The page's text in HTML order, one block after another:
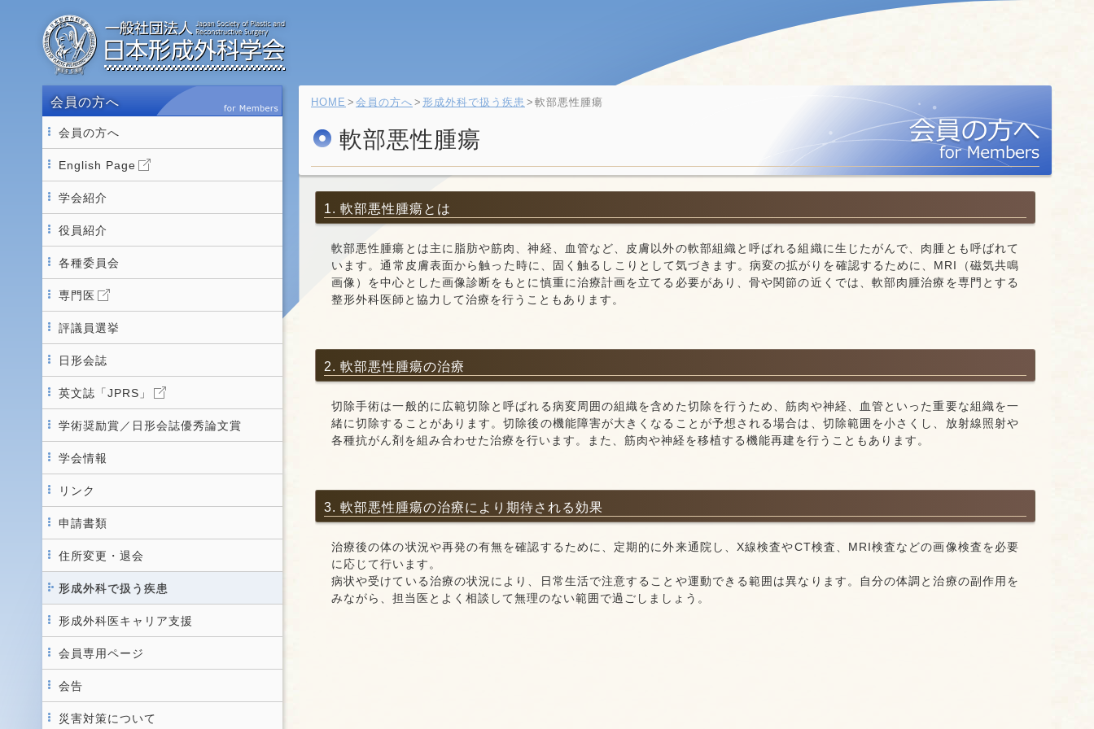
会員の方へ
会員の方へ
English Page
学会紹介
役員紹介
各種委員会
専門医
評議員選挙
日形会誌
英文誌「JPRS」
学術奨励賞／日形会誌優秀論文賞
学会情報
リンク
申請書類
住所変更・退会
形成外科で扱う疾患
形成外科医キャリア支援
会員専用ページ
会告
災害対策について
HOME 会員の方へ 形成外科で扱う疾患 軟部悪性腫瘍
軟部悪性腫瘍
1. 軟部悪性腫瘍とは
軟部悪性腫瘍とは主に脂肪や筋肉、神経、血管など、皮膚以外の軟部組織と呼ばれる組織に生じたがんで、肉腫とも呼ばれて
います。通常皮膚表面から触った時に、固く触るしこりとして気づきます。病変の拡がりを確認するために、MRI（磁気共鳴
画像）を中心とした画像診断をもとに慎重に治療計画を立てる必要があり、骨や関節の近くでは、軟部肉腫治療を専門とする
整形外科医師と協力して治療を行うこともあります。
2. 軟部悪性腫瘍の治療
切除手術は一般的に広範切除と呼ばれる病変周囲の組織を含めた切除を行うため、筋肉や神経、血管といった重要な組織を一
緒に切除することがあります。切除後の機能障害が大きくなることが予想される場合は、切除範囲を小さくし、放射線照射や
各種抗がん剤を組み合わせた治療を行います。また、筋肉や神経を移植する機能再建を行うこともあります。
3. 軟部悪性腫瘍の治療により期待される効果
治療後の体の状況や再発の有無を確認するために、定期的に外来通院し、X線検査やCT検査、MRI検査などの画像検査を必要
に応じて行います。
病状や受けている治療の状況により、日常生活で注意することや運動できる範囲は異なります。自分の体調と治療の副作用を
みながら、担当医とよく相談して無理のない範囲で過ごしましょう。